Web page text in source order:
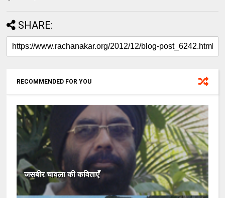
SHARE:
RECOMMENDED FOR YOU
जसबीर चावला की कविताएँ